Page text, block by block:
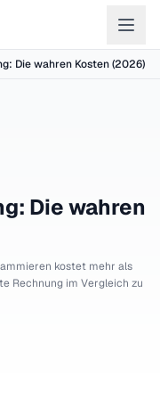
Die wahren Kosten (2026)
Die wahren
kostet mehr als
Rechnung im Vergleich zu